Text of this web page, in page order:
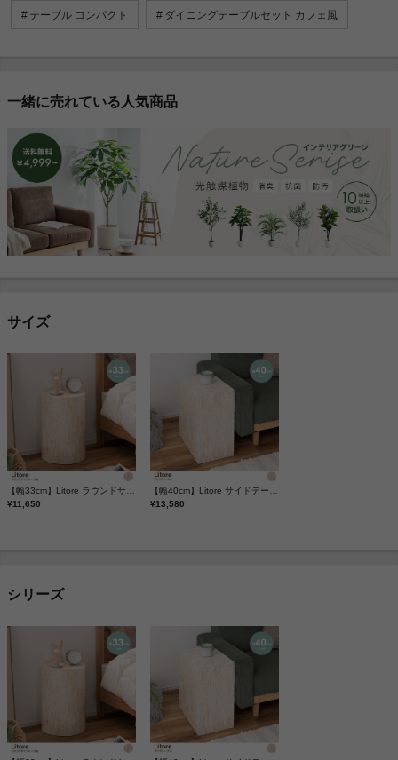
テーブル コンパクト ダイニングテーブルセット カフェ風
一緒に売れている人気商品
サイズ
¥11,650
¥13,580
シリーズ